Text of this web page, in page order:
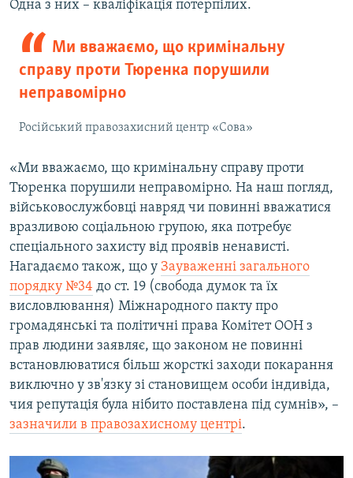
Одна з них – кваліфікація потерпілих.
Ми вважаємо, що кримінальну
справу проти Тюренка порушили
неправомірно
Російський правозахисний центр «Сова»
«Ми вважаємо, що кримінальну справу проти
Тюренка порушили неправомірно. На наш погляд,
військовослужбовці навряд чи повинні вважатися
вразливою соціальною групою, яка потребує
спеціального захисту від проявів ненависті.
Нагадаємо також, що у Зауваженні загального
порядку №34 до ст. 19 (свобода думок та їх
висловлювання) Міжнародного пакту про
громадянські та політичні права Комітет ООН з
прав людини заявляє, що законом не повинні
встановлюватися більш жорсткі заходи покарання
виключно у зв'язку зі становищем особи індивіда,
чия репутація була нібито поставлена під сумнів», –
зазначили в правозахисному центрі.